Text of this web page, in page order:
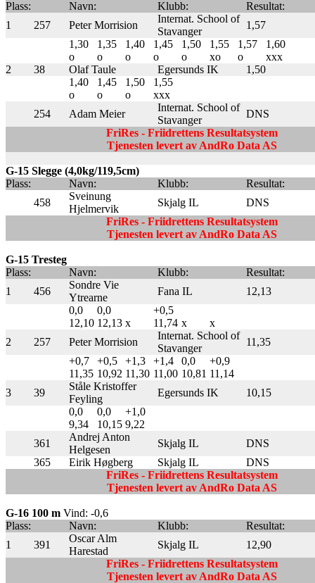
Plass:
Navn: Klubb:
Resultat:
1
257 Peter Morrision
Internat. School of
Stavanger
1,57
1,30
o
1,35
o
1,40
o
1,45
o
1,50
o
1,55
xo
1,57
o
1,60
xxx
2
38 Olaf Taule Egersunds IK
1,50
1,40
o
1,45
o
1,50
o
1,55
xxx
254
Adam Meier
Internat. School of
Stavanger
DNS
FriRes - Friidrettens Resultatsystem
Tjenesten levert av AndRo Data AS
G-15 Slegge (4,0kg/119,5cm)
Plass:
Navn: Klubb:
Resultat:
458
Sveinung
Hjelmervik
Skjalg IL
DNS
FriRes - Friidrettens Resultatsystem
Tjenesten levert av AndRo Data AS
G-15 Tresteg
Plass:
Navn: Klubb:
Resultat:
1
456
Sondre Vie
Ytrearne
Fana IL
12,13
0,0
0,0
+0,5
12,10 12,13 x 11,74 x
x
2
257 Peter Morrision
Internat. School of
Stavanger
11,35
+0,7
+0,5 +1,3 +1,4 0,0
+0,9
11,35 10,92 11,30 11,00 10,81 11,14
3
39
Ståle Kristoffer
Feyling
Egersunds IK
10,15
0,0
0,0
+1,0
9,34
10,15 9,22
361
Andrej Anton
Helgesen
Skjalg IL
DNS
365
Eirik Høgberg Skjalg IL
DNS
FriRes - Friidrettens Resultatsystem
Tjenesten levert av AndRo Data AS
G-16 100 m Vind: -0,6
Plass:
Navn: Klubb:
Resultat:
1
391
Oscar Alm
Harestad
Skjalg IL
12,90
FriRes - Friidrettens Resultatsystem
Tjenesten levert av AndRo Data AS